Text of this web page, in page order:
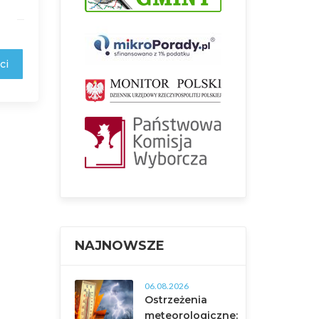
NAJNOWSZE
06.08.2026
Ostrzeżenia
meteorologiczne: